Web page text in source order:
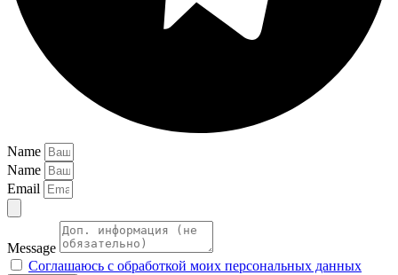
Name
Name
Email
Message
Соглашаюсь с обработкой моих персональных данных